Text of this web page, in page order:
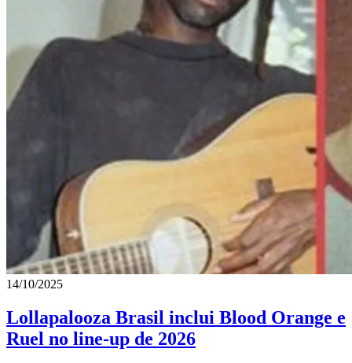
14/10/2025
Lollapalooza Brasil inclui Blood Orange e
Ruel no line-up de 2026